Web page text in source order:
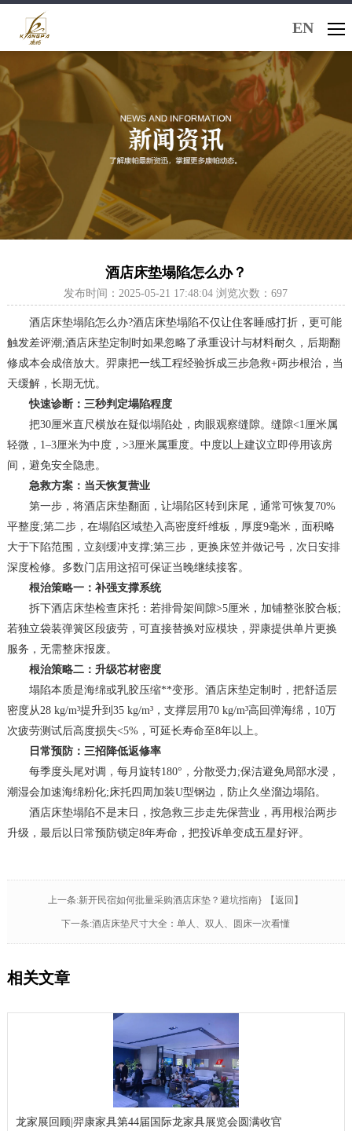
EN
酒店床垫塌陷怎么办？
发布时间：2025-05-21 17:48:04 浏览次数：697
酒店床垫塌陷怎么办?酒店床垫塌陷不仅让住客睡感打折，更可能
触发差评潮;酒店床垫定制时如果忽略了承重设计与材料耐久，后期翻
修成本会成倍放大。羿康把一线工程经验拆成三步急救+两步根治，当
天缓解，长期无忧。
快速诊断：三秒判定塌陷程度
把30厘米直尺横放在疑似塌陷处，肉眼观察缝隙。缝隙<1厘米属
轻微，1–3厘米为中度，>3厘米属重度。中度以上建议立即停用该房
间，避免安全隐患。
急救方案：当天恢复营业
第一步，将酒店床垫翻面，让塌陷区转到床尾，通常可恢复70%
平整度;第二步，在塌陷区域垫入高密度纤维板，厚度9毫米，面积略
大于下陷范围，立刻缓冲支撑;第三步，更换床笠并做记号，次日安排
深度检修。多数门店用这招可保证当晚继续接客。
根治策略一：补强支撑系统
拆下酒店床垫检查床托：若排骨架间隙>5厘米，加铺整张胶合板;
若独立袋装弹簧区段疲劳，可直接替换对应模块，羿康提供单片更换
服务，无需整床报废。
根治策略二：升级芯材密度
塌陷本质是海绵或乳胶压缩**变形。酒店床垫定制时，把舒适层
密度从28 kg/m³提升到35 kg/m³，支撑层用70 kg/m³高回弹海绵，10万
次疲劳测试后高度损失<5%，可延长寿命至8年以上。
日常预防：三招降低返修率
每季度头尾对调，每月旋转180°，分散受力;保洁避免局部水浸，
潮湿会加速海绵粉化;床托四周加装U型钢边，防止久坐溜边塌陷。
酒店床垫塌陷不是末日，按急救三步走先保营业，再用根治两步
升级，最后以日常预防锁定8年寿命，把投诉单变成五星好评。
上一条:新开民宿如何批量采购酒店床垫？避坑指南} 【返回】
下一条:酒店床垫尺寸大全：单人、双人、圆床一次看懂
相关文章
龙家展回顾|羿康家具第44届国际龙家具展览会圆满收官